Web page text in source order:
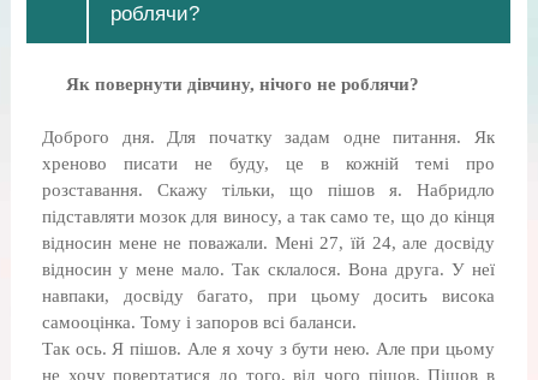
роблячи?
Як повернути дівчину, нічого не роблячи?
Доброго дня. Для початку задам одне питання. Як
хреново писати не буду, це в кожній темі про
розставання. Скажу тільки, що пішов я. Набридло
підставляти мозок для виносу, а так само те, що до кінця
відносин мене не поважали. Мені 27, їй 24, але досвіду
відносин у мене мало. Так склалося. Вона друга. У неї
навпаки, досвіду багато, при цьому досить висока
самооцінка. Тому і запоров всі баланси.
Так ось. Я пішов. Але я хочу з бути нею. Але при цьому
не хочу повертатися до того, від чого пішов. Пішов в